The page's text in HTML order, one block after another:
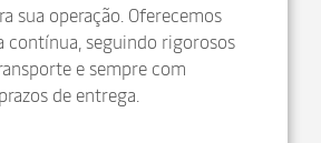
sua operação. Oferecemos
contínua, seguindo rigorosos
e sempre com
de entrega.